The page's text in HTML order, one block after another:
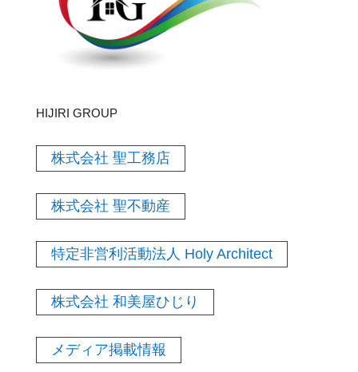
HIJIRI GROUP
株式会社 聖工務店
株式会社 聖不動産
特定非営利活動法人 Holy Architect
株式会社 和美屋ひじり
メディア掲載情報